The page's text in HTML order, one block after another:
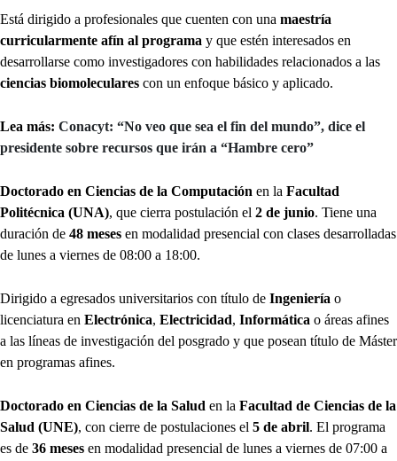
Está dirigido a profesionales que cuenten con una maestría
curricularmente afín al programa y que estén interesados en
desarrollarse como investigadores con habilidades relacionados a las
ciencias biomoleculares con un enfoque básico y aplicado.
Lea más: Conacyt: “No veo que sea el fin del mundo”, dice el
presidente sobre recursos que irán a “Hambre cero”
Doctorado en Ciencias de la Computación en la Facultad
Politécnica (UNA), que cierra postulación el 2 de junio. Tiene una
duración de 48 meses en modalidad presencial con clases desarrolladas
de lunes a viernes de 08:00 a 18:00.
Dirigido a egresados universitarios con título de Ingeniería o
licenciatura en Electrónica, Electricidad, Informática o áreas afines
a las líneas de investigación del posgrado y que posean título de Máster
en programas afines.
Doctorado en Ciencias de la Salud en la Facultad de Ciencias de la
Salud (UNE), con cierre de postulaciones el 5 de abril. El programa
es de 36 meses en modalidad presencial de lunes a viernes de 07:00 a